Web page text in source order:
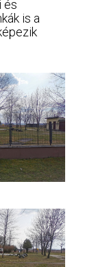
és
is a